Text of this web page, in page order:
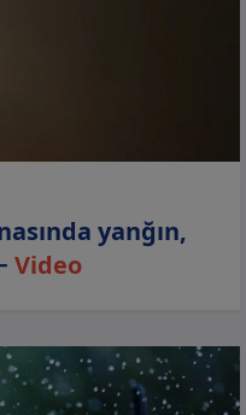
yanğın,
Video